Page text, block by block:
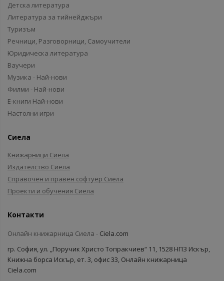
Детска литература
Литература за тийнейджъри
Туризъм
Речници, Разговорници, Самоучители
Юридическа литература
Ваучери
Музика - Най-нови
Филми - Най-нови
Е-книги Най-нови
Настолни игри
Сиела
Книжарници Сиела
Издателство Сиела
Справочен и правен софтуер Сиела
Проекти и обучения Сиела
Контакти
Онлайн книжарница Сиела - Ciela.com
гр. София, ул. „Поручик Христо Топракчиев“ 11, 1528 НПЗ Искър,
Книжна борса Искър, ет. 3, офис 33, Онлайн книжарница
Ciela.com